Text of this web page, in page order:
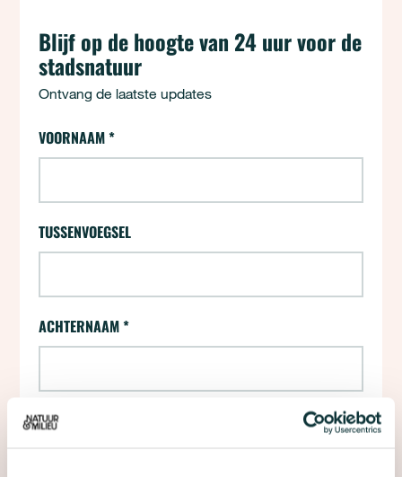
Blijf op de hoogte van 24 uur voor de
stadsnatuur
Ontvang de laatste updates
"*" geeft vereiste velden aan
VOORNAAM*
TUSSENVOEGSEL
ACHTERNAAM*
E-MAILADRES